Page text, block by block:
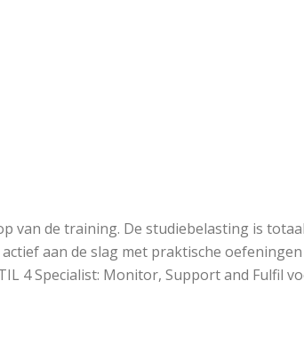
van de training. De studiebelasting is
aan de slag met praktische
4 Specialist: Monitor, Support and Fulfil